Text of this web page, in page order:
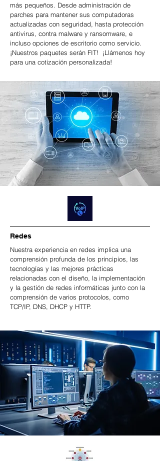
más pequeños. Desde administración de
parches para mantener sus computadoras
actualizadas con seguridad, hasta protección
antivirus, contra malware y ransomware, e
incluso opciones de escritorio como servicio.
¡Nuestros paquetes serán FIT! ¡Llámenos hoy
para una cotización personalizada!
Redes
Nuestra experiencia en redes implica una
comprensión profunda de los principios, las
tecnologías y las mejores prácticas
relacionadas con el diseño, la implementación
y la gestión de redes informáticas junto con la
comprensión de varios protocolos, como
TCP/IP, DNS, DHCP y HTTP.